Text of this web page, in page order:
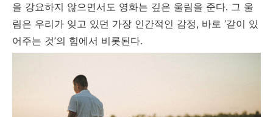
을 강요하지 않으면서도 영화는 깊은 울림을 준다. 그 울
림은 우리가 잊고 있던 가장 인간적인 감정, 바로 ‘같이 있
어주는 것’의 힘에서 비롯된다.